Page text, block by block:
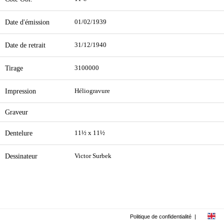
Date d'émission 01/02/1939
Date de retrait 31/12/1940
Tirage 3100000
Impression Héliogravure
Graveur
Dentelure 11½ x 11½
Dessinateur Victor Surbek
Politique de confidentialité |